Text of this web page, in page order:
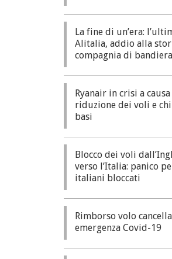
La fine di un’era:
Alitalia, addio alla
compagnia di bandiera
Ryanair in crisi a
riduzione dei voli e
basi
Blocco dei voli
verso l’Italia: panico
italiani bloccati
Rimborso volo
emergenza Covid-19